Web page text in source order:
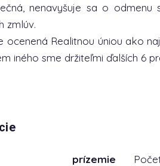
nenavyšuje sa o
zmlúv.
ocenená Realitnou úniou ako
iného sme držiteľmi ďalších 6
prízemie